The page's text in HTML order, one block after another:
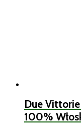
Due
100%